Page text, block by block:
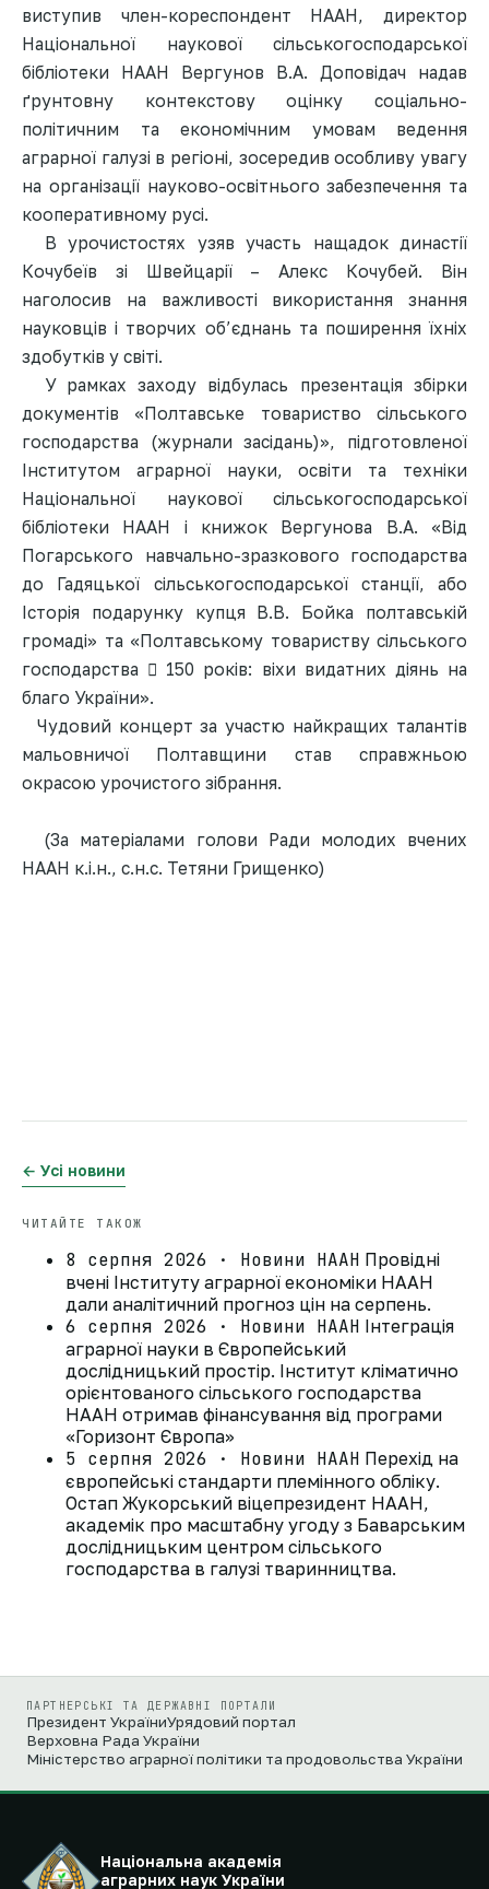
виступив член-кореспондент НААН, директор
Національної наукової сільськогосподарської
бібліотеки НААН Вергунов В.А. Доповідач надав
ґрунтовну контекстову оцінку соціально-
політичним та економічним умовам ведення
аграрної галузі в регіоні, зосередив особливу увагу
на організації науково-освітнього забезпечення та
кооперативному русі.
В урочистостях узяв участь нащадок династії
Кочубеїв зі Швейцарії – Алекс Кочубей. Він
наголосив на важливості використання знання
науковців і творчих об’єднань та поширення їхніх
здобутків у світі.
У рамках заходу відбулась презентація збірки
документів «Полтавське товариство сільського
господарства (журнали засідань)», підготовленої
Інститутом аграрної науки, освіти та техніки
Національної наукової сільськогосподарської
бібліотеки НААН і книжок Вергунова В.А. «Від
Погарського навчально-зразкового господарства
до Гадяцької сільськогосподарської станції, або
Історія подарунку купця В.В. Бойка полтавській
громаді» та «Полтавському товариству сільського
господарства  150 років: віхи видатних діянь на
благо України».
Чудовий концерт за участю найкращих талантів
мальовничої Полтавщини став справжньою
окрасою урочистого зібрання.
(За матеріалами голови Ради молодих вчених
НААН к.і.н., с.н.с. Тетяни Грищенко)
← Усі новини
ЧИТАЙТЕ ТАКОЖ
8 серпня 2026 · Новини НААН Провідні
вчені Інституту аграрної економіки НААН
дали аналітичний прогноз цін на серпень.
6 серпня 2026 · Новини НААН Інтеграція
аграрної науки в Європейський
дослідницький простір. Інститут кліматично
орієнтованого сільського господарства
НААН отримав фінансування від програми
«Горизонт Європа»
5 серпня 2026 · Новини НААН Перехід на
європейські стандарти племінного обліку.
Остап Жукорський віцепрезидент НААН,
академік про масштабну угоду з Баварським
дослідницьким центром сільського
господарства в галузі тваринництва.
ПАРТНЕРСЬКІ ТА ДЕРЖАВНІ ПОРТАЛИ
Президент УкраїниУрядовий портал
Верховна Рада України
Міністерство аграрної політики та продовольства України
Національна академія
аграрних наук України